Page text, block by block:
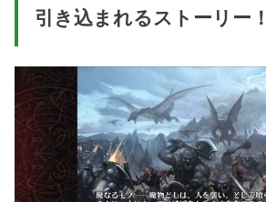
引き込まれるストーリー！